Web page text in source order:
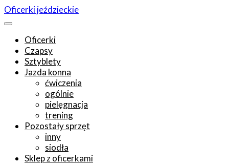
Oficerki jeździeckie
Oficerki
Czapsy
Sztyblety
Jazda konna
ćwiczenia
ogólnie
pielęgnacja
trening
Pozostały sprzęt
inny
siodła
Sklep z oficerkami